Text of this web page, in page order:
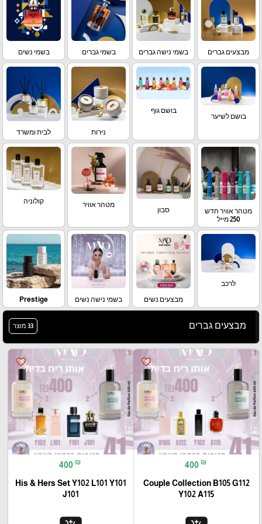
מבצעים גברים בשמי נישה גברים בשמי גברים בשמי נשים
בושם לשיער
בושם גוף
נירות לבית ומשרד
מטהר אוויר חדש
250 מייל
סבון
מטהר אוויר קולוניה
לרכב
מבצעים נשים
בשמי נישה נשים Prestige
מבצעים גברים 33 מוצר
favorite_border
400 ₪
Couple Collection B105 G112
Y102 A115
favorite_border
400 ₪
His & Hers Set Y102 L101 Y101
J101